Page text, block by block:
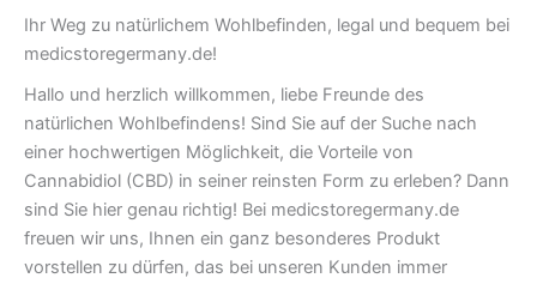
Ihr Weg zu natürlichem Wohlbefinden, legal und bequem bei
medicstoregermany.de!
Hallo und herzlich willkommen, liebe Freunde des
natürlichen Wohlbefindens! Sind Sie auf der Suche nach
einer hochwertigen Möglichkeit, die Vorteile von
Cannabidiol (CBD) in seiner reinsten Form zu erleben? Dann
sind Sie hier genau richtig! Bei medicstoregermany.de
freuen wir uns, Ihnen ein ganz besonderes Produkt
vorstellen zu dürfen, das bei unseren Kunden immer